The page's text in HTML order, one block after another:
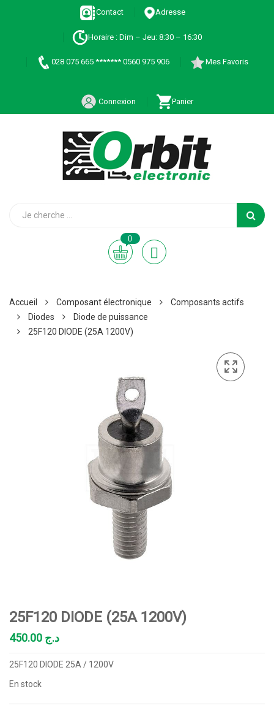
Contact Adresse
Horaire : Dim – Jeu: 8:30 – 16:30
028 075 665 ******* 0560 975 906 Mes Favoris
Connexion Panier
0
Accueil Composant électronique
Composants actifs
Diodes
Diode de puissance
25F120 DIODE (25A 1200V)
25F120 DIODE (25A 1200V)
د.ج
25F120 DIODE 25A / 1200V
En stock